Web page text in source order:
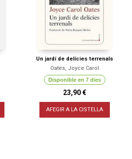
Un jardí de delícies terrenals
Oates, Joyce Carol
Disponible en 7 dies
23,90 €
AFEGIR A LA CISTELLA